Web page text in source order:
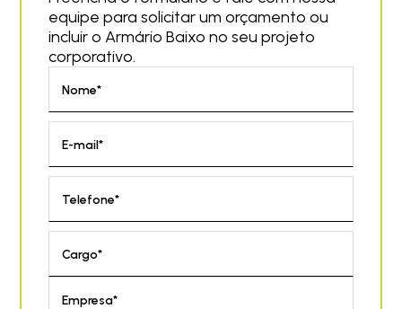
equipe para solicitar um orçamento ou
incluir o Armário Baixo no seu projeto
corporativo.
Nome*
E-mail*
Telefone*
Cargo*
Empresa*